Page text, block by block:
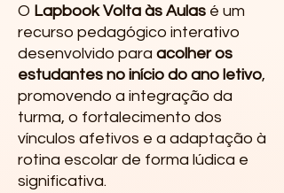
O Lapbook Volta às Aulas é um
recurso pedagógico interativo
desenvolvido para acolher os
estudantes no início do ano letivo,
promovendo a integração da
turma, o fortalecimento dos
vínculos afetivos e a adaptação à
rotina escolar de forma lúdica e
significativa.